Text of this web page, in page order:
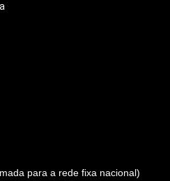
para a rede fixa nacional)